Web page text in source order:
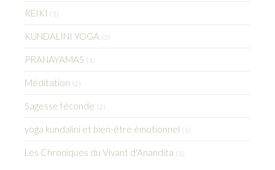
REIKI (1)
KUNDALINI YOGA (3)
PRANAYAMAS (1)
Méditation (2)
Sagesse féconde (2)
yoga kundalini et bien-être émotionnel (1)
Les Chroniques du Vivant d'Anandita (1)